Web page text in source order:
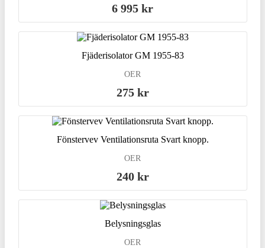
6 995 kr
Fjäderisolator GM 1955-83
OER
275 kr
Fönstervev Ventilationsruta Svart knopp.
OER
240 kr
Belysningsglas
OER